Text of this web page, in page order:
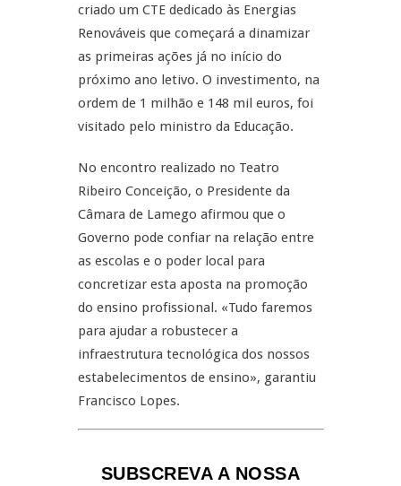
criado um CTE dedicado às Energias
Renováveis que começará a dinamizar
as primeiras ações já no início do
próximo ano letivo. O investimento, na
ordem de 1 milhão e 148 mil euros, foi
visitado pelo ministro da Educação.
No encontro realizado no Teatro
Ribeiro Conceição, o Presidente da
Câmara de Lamego afirmou que o
Governo pode confiar na relação entre
as escolas e o poder local para
concretizar esta aposta na promoção
do ensino profissional. «Tudo faremos
para ajudar a robustecer a
infraestrutura tecnológica dos nossos
estabelecimentos de ensino», garantiu
Francisco Lopes.
SUBSCREVA A NOSSA